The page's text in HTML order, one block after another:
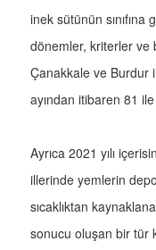
inek sütünün sınıfına
dönemler, kriterler ve
Çanakkale ve Burdur
ayından itibaren 81 ile
Ayrıca 2021 yılı
illerinde yemlerin
sıcaklıktan
sonucu oluşan bir tür